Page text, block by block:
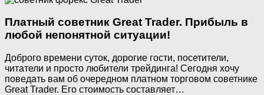
Платный советник Great Trader. Прибыль в
любой непонятной ситуации!
Доброго времени суток, дорогие гости, посетители,
читатели и просто любители трейдинга! Сегодня хочу
поведать вам об очередном платном торговом советнике
Great Trader. Его стоимость составляет…